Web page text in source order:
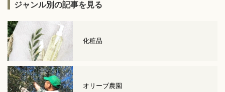
ジャンル別の記事を見る
化粧品
オリーブ農園